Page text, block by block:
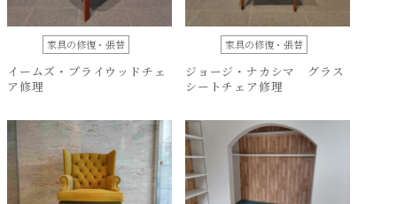
家具の修復・張替
イームズ・プライウッドチェ
ア修理
家具の修復・張替
ジョージ・ナカシマ グラス
シートチェア修理